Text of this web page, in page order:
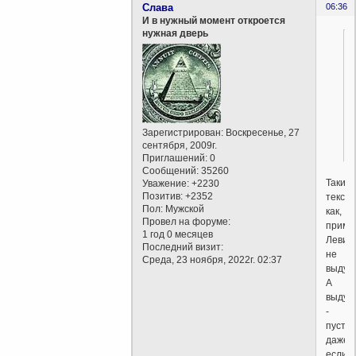
06:36
Слава
И в нужный момент откроется
нужная дверь
Зарегистрирован: Воскресенье, 27
сентября, 2009г.
Приглашений: 0
Сообщений: 35260
Уважение: +2230
Позитив: +2352
Пол: Мужской
Провел на форуме:
1 год 0 месяцев
Последний визит:
Среда, 23 ноября, 2022г. 02:37
Такие
тексты
как,
не
А
-
даже